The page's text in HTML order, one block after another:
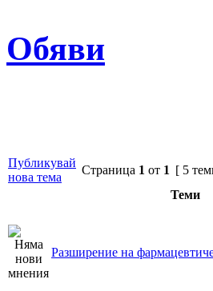
Обяви
Публикувай
нова тема
Страница 1 от 1 [ 5
Теми
Разширение на